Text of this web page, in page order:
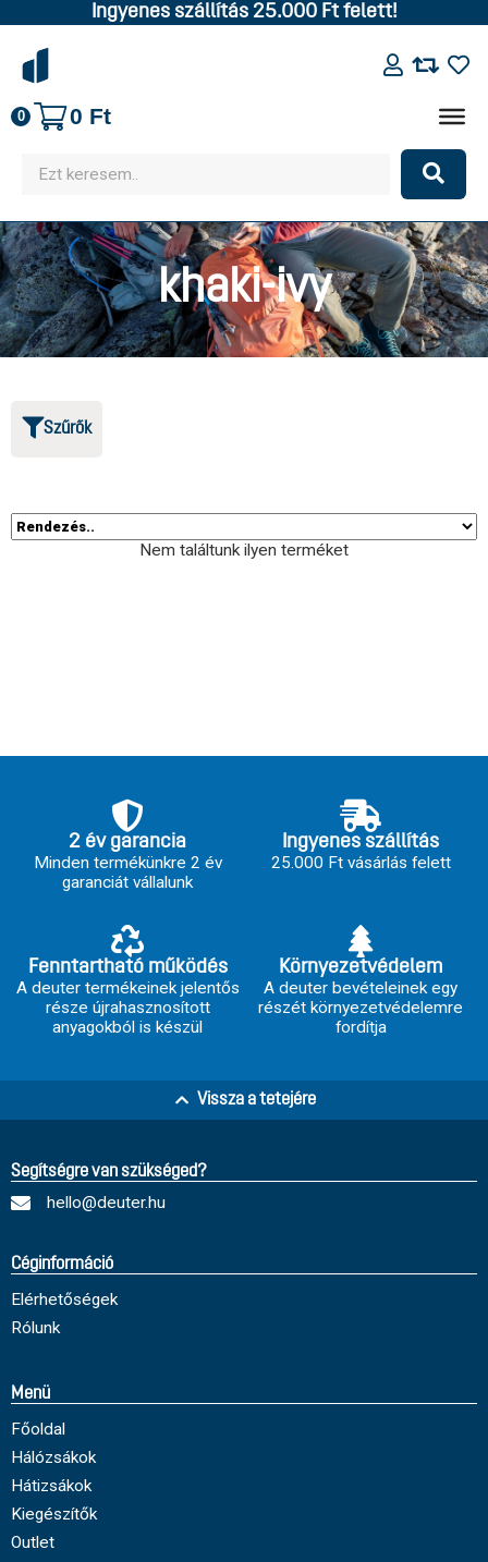
Ingyenes szállítás 25.000 Ft felett!
0 0 Ft
khaki-ivy
Szűrők
Nem találtunk ilyen terméket
2 év garancia
Minden termékünkre 2 év
garanciát vállalunk
Ingyenes szállítás
25.000 Ft vásárlás felett
Fenntartható működés
A deuter termékeinek jelentős
része újrahasznosított
anyagokból is készül
Környezetvédelem
A deuter bevételeinek egy
részét környezetvédelemre
fordítja
Vissza a tetejére
Segítségre van szükséged?
hello@deuter.hu
Céginformáció
Elérhetőségek
Rólunk
Menü
Főoldal
Hálózsákok
Hátizsákok
Kiegészítők
Outlet